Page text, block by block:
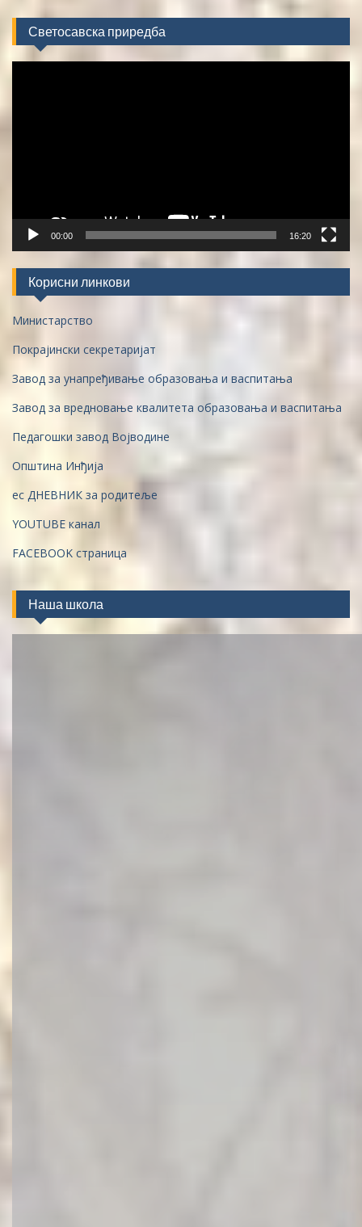
Светосавска приредба
00:00 16:20
Корисни линкови
Министарство
Покрајински секретаријат
Завод за унапређивање образовања и васпитања
Завод за вредновање квалитета образовања и васпитања
Педагошки завод Војводине
Општина Инђија
ес ДНЕВНИК за родитеље
YOUTUBE канал
FACEBOOK страница
Наша школа